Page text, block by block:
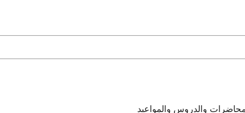
والدروس والمواعيد